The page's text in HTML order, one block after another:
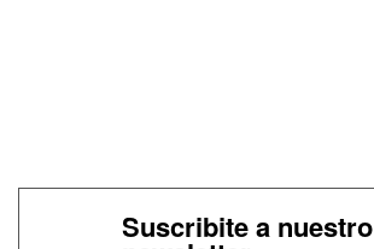
Suscribite a nuestro